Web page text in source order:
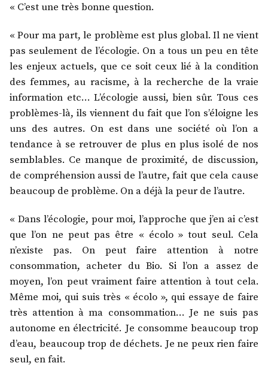
« C’est une très bonne question.
« Pour ma part, le problème est plus global. Il ne vient
pas seulement de l’écologie. On a tous un peu en tête
les enjeux actuels, que ce soit ceux lié à la condition
des femmes, au racisme, à la recherche de la vraie
information etc… L’écologie aussi, bien sûr. Tous ces
problèmes-là, ils viennent du fait que l’on s’éloigne les
uns des autres. On est dans une société où l’on a
tendance à se retrouver de plus en plus isolé de nos
semblables. Ce manque de proximité, de discussion,
de compréhension aussi de l’autre, fait que cela cause
beaucoup de problème. On a déjà la peur de l’autre.
« Dans l’écologie, pour moi, l’approche que j’en ai c’est
que l’on ne peut pas être « écolo » tout seul. Cela
n’existe pas. On peut faire attention à notre
consommation, acheter du Bio. Si l’on a assez de
moyen, l’on peut vraiment faire attention à tout cela.
Même moi, qui suis très « écolo », qui essaye de faire
très attention à ma consommation… Je ne suis pas
autonome en électricité. Je consomme beaucoup trop
d’eau, beaucoup trop de déchets. Je ne peux rien faire
seul, en fait.